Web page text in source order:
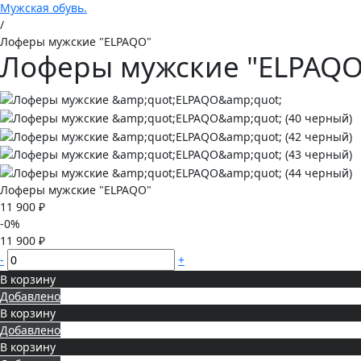
Мужская обувь.
/
Лоферы мужские "ELPAQO"
Лоферы мужские
Лоферы мужские "ELPAQO"
11 900 ₽
-0%
11 900 ₽
-
+
В корзину
Добавлено
В корзину
Добавлено
В корзину